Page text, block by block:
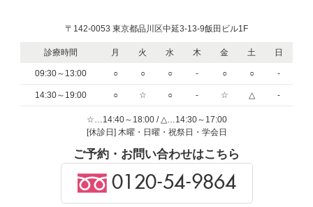
〒142-0053 東京都品川区中延3-13-9飯田ビル1F
診療時間 月 火 水 木 金 土 日
09:30～13:00 ○ ○ ○ - ○ ○ -
14:30～19:00 ○ ☆ ○ - ☆ △ -
☆…14:40～18:00 / △…14:30～17:00
[休診日] 木曜・日曜・祝祭日・学会日
ご予約・お問い合わせはこちら
0120-54-9864